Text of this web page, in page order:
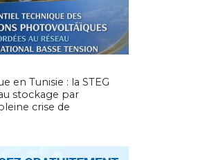
en Tunisie : la STEG
stockage par
crise de